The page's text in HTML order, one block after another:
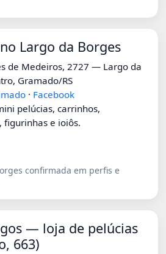
Largo da Borges
de Medeiros, 2727 — Largo da
Gramado/RS
· Facebook
pelúcias, carrinhos,
figurinhas e ioiôs.
confirmada em perfis e
— loja de pelúcias
663)